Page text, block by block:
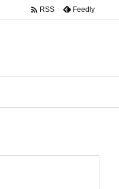
 RSS Feedly